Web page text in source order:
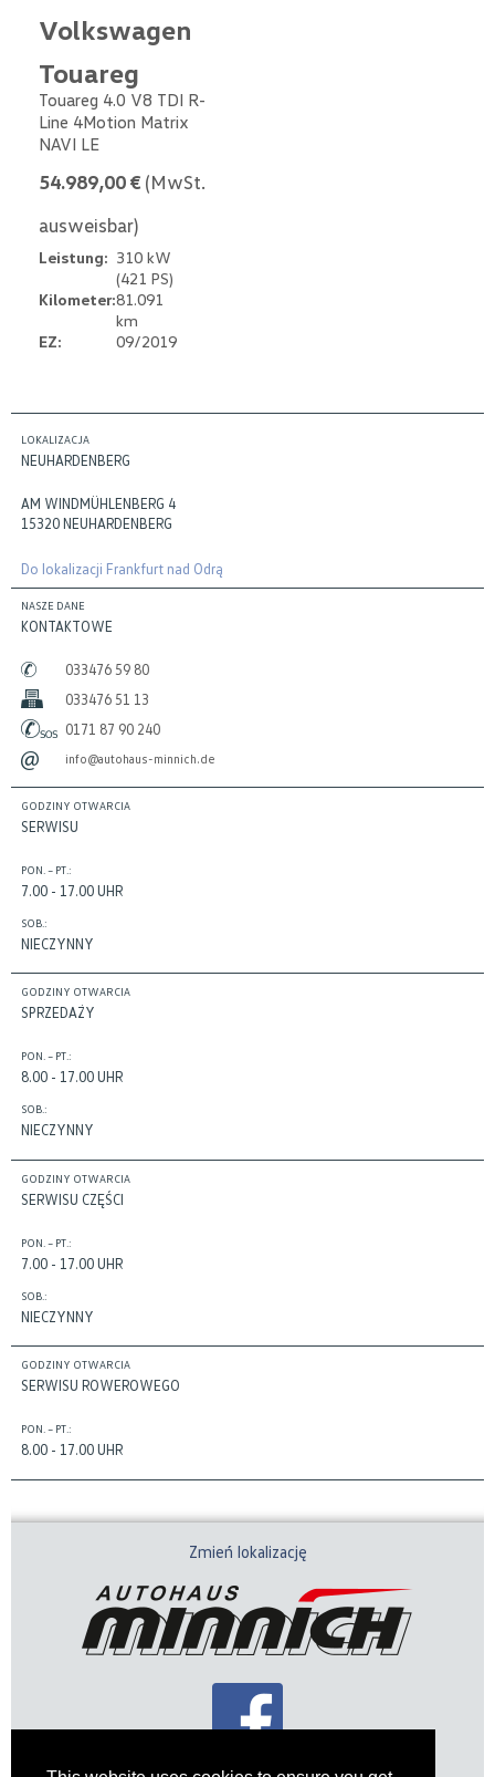
Volkswagen
Touareg
Touareg 4.0 V8 TDI R-
Line 4Motion Matrix
NAVI LE
54.989,00 € (MwSt.
ausweisbar)
Leistung: 310 kW
(421 PS)
Kilometer:81.091
km
EZ:
09/2019
LOKALIZACJA
NEUHARDENBERG
AM WINDMÜHLENBERG 4
15320 NEUHARDENBERG
Do lokalizacji Frankfurt nad Odrą
NASZE DANE
KONTAKTOWE
033476 59 80
033476 51 13
0171 87 90 240
info@autohaus-minnich.de
GODZINY OTWARCIA
SERWISU
PON. – PT.:
7.00 - 17.00 UHR
SOB.:
NIECZYNNY
GODZINY OTWARCIA
SPRZEDAŻY
PON. – PT.:
8.00 - 17.00 UHR
SOB.:
NIECZYNNY
GODZINY OTWARCIA
SERWISU CZĘŚCI
PON. – PT.:
7.00 - 17.00 UHR
SOB.:
NIECZYNNY
GODZINY OTWARCIA
SERWISU ROWEROWEGO
PON. – PT.:
8.00 - 17.00 UHR
Zmień lokalizację